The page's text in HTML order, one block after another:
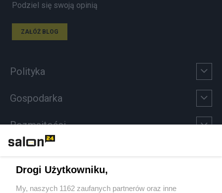
Podziel się swoją opinią
ZAŁÓŻ BLOG
Polityka
Gospodarka
Rozmaitości
Sport
Drogi Użytkowniku,
My, naszych 1162 zaufanych partnerów oraz inne